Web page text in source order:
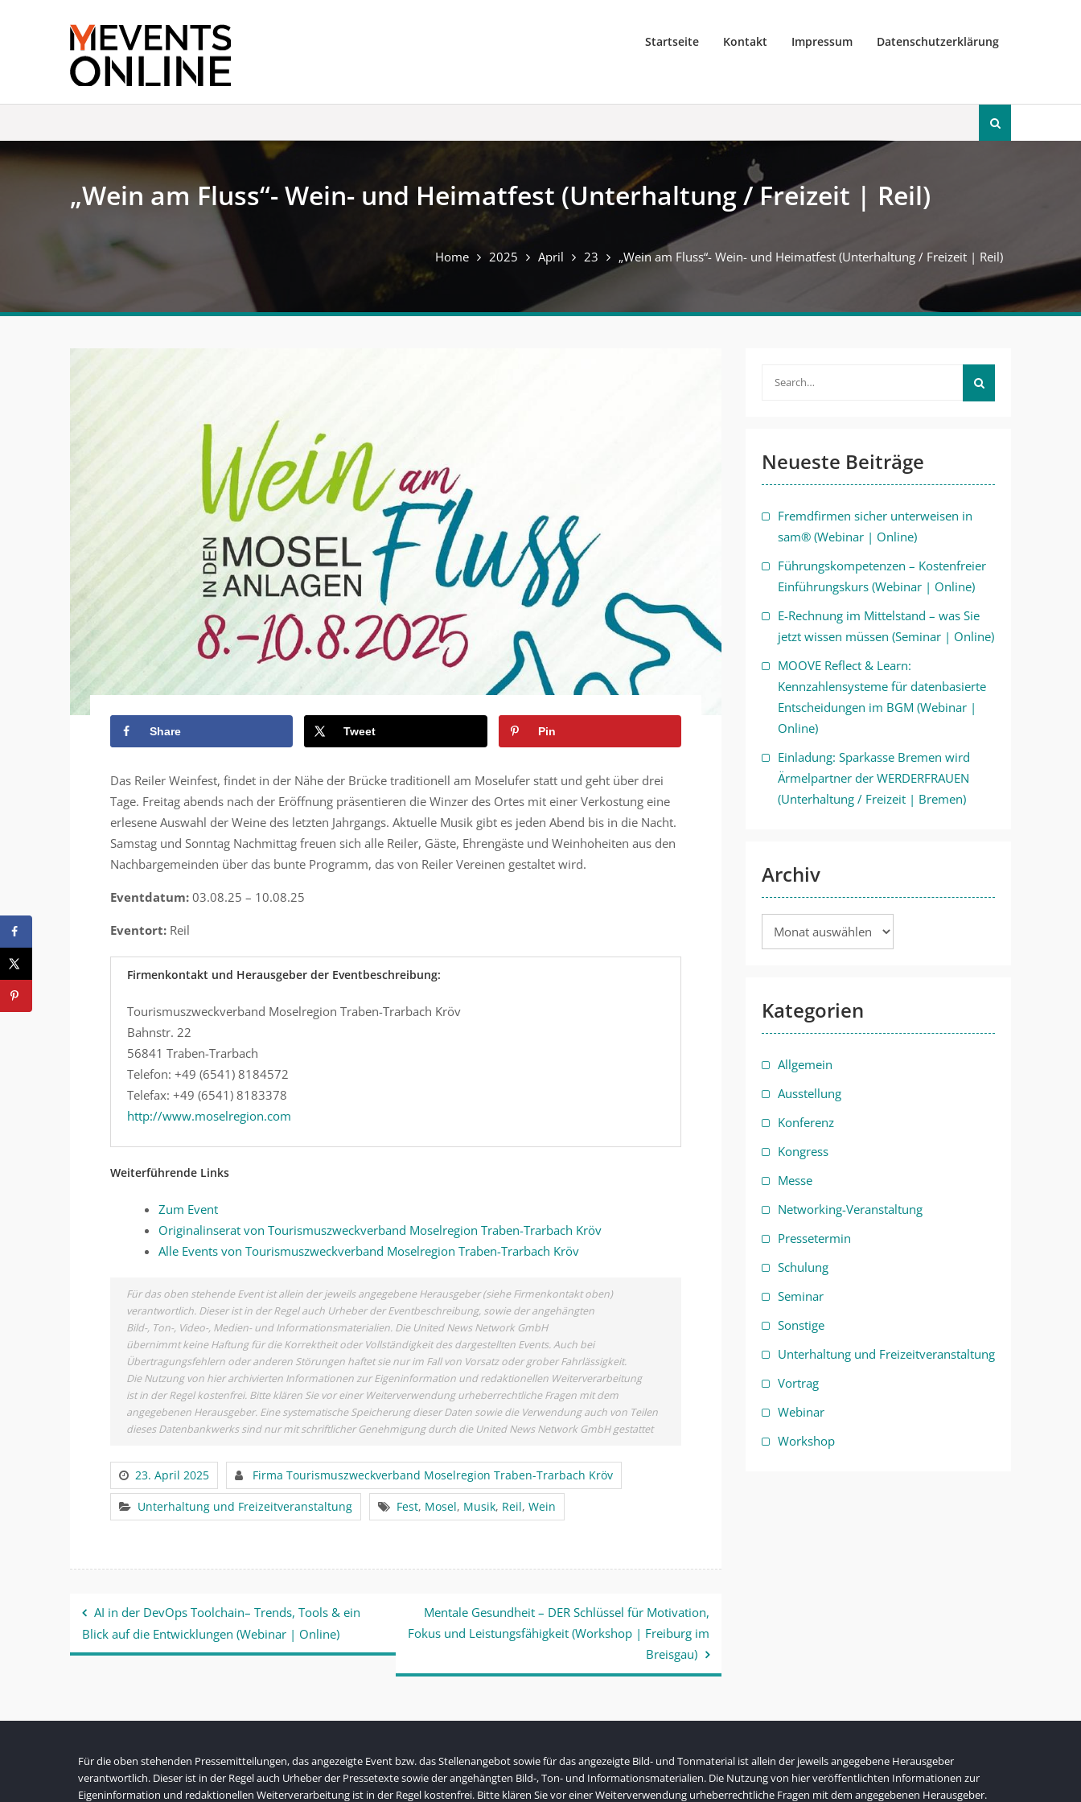
Startseite Kontakt Impressum Datenschutzerklärung
Search
„Wein am Fluss“- Wein- und Heimatfest (Unterhaltung / Freizeit | Reil)
Home 2025 April 23 „Wein am Fluss“- Wein- und Heimatfest (Unterhaltung / Freizeit | Reil)
Share Tweet Pin
Das Reiler Weinfest, findet in der Nähe der Brücke traditionell am Moselufer statt und geht über drei
Tage. Freitag abends nach der Eröffnung präsentieren die Winzer des Ortes mit einer Verkostung eine
erlesene Auswahl der Weine des letzten Jahrgangs. Aktuelle Musik gibt es jeden Abend bis in die Nacht.
Samstag und Sonntag Nachmittag freuen sich alle Reiler, Gäste, Ehrengäste und Weinhoheiten aus den
Nachbargemeinden über das bunte Programm, das von Reiler Vereinen gestaltet wird.
Eventdatum: 03.08.25 – 10.08.25
Eventort: Reil
Firmenkontakt und Herausgeber der Eventbeschreibung:
Tourismuszweckverband Moselregion Traben-Trarbach Kröv
Bahnstr. 22
56841 Traben-Trarbach
Telefon: +49 (6541) 8184572
Telefax: +49 (6541) 8183378
http://www.moselregion.com
Weiterführende Links
Zum Event
Originalinserat von Tourismuszweckverband Moselregion Traben-Trarbach Kröv
Alle Events von Tourismuszweckverband Moselregion Traben-Trarbach Kröv
Für das oben stehende Event ist allein der jeweils angegebene Herausgeber (siehe Firmenkontakt oben)
verantwortlich. Dieser ist in der Regel auch Urheber der Eventbeschreibung, sowie der angehängten
Bild-, Ton-, Video-, Medien- und Informationsmaterialien. Die United News Network GmbH
übernimmt keine Haftung für die Korrektheit oder Vollständigkeit des dargestellten Events. Auch bei
Übertragungsfehlern oder anderen Störungen haftet sie nur im Fall von Vorsatz oder grober Fahrlässigkeit.
Die Nutzung von hier archivierten Informationen zur Eigeninformation und redaktionellen Weiterverarbeitung
ist in der Regel kostenfrei. Bitte klären Sie vor einer Weiterverwendung urheberrechtliche Fragen mit dem
angegebenen Herausgeber. Eine systematische Speicherung dieser Daten sowie die Verwendung auch von Teilen
dieses Datenbankwerks sind nur mit schriftlicher Genehmigung durch die United News Network GmbH gestattet
23. April 2025 Firma Tourismuszweckverband Moselregion Traben-Trarbach Kröv
Unterhaltung und Freizeitveranstaltung Fest, Mosel, Musik, Reil, Wein
Beitragsnavigation
AI in der DevOps Toolchain– Trends, Tools & ein
Blick auf die Entwicklungen (Webinar | Online)
Mentale Gesundheit – DER Schlüssel für Motivation,
Fokus und Leistungsfähigkeit (Workshop | Freiburg im
Breisgau)
Neueste Beiträge
Fremdfirmen sicher unterweisen in
sam® (Webinar | Online)
Führungskompetenzen – Kostenfreier
Einführungskurs (Webinar | Online)
E-Rechnung im Mittelstand – was Sie
jetzt wissen müssen (Seminar | Online)
MOOVE Reflect & Learn:
Kennzahlensysteme für datenbasierte
Entscheidungen im BGM (Webinar |
Online)
Einladung: Sparkasse Bremen wird
Ärmelpartner der WERDERFRAUEN
(Unterhaltung / Freizeit | Bremen)
Archiv
Archiv
Kategorien
Allgemein
Ausstellung
Konferenz
Kongress
Messe
Networking-Veranstaltung
Pressetermin
Schulung
Seminar
Sonstige
Unterhaltung und Freizeitveranstaltung
Vortrag
Webinar
Workshop
Für die oben stehenden Pressemitteilungen, das angezeigte Event bzw. das Stellenangebot sowie für das angezeigte Bild- und Tonmaterial ist allein der jeweils angegebene Herausgeber
verantwortlich. Dieser ist in der Regel auch Urheber der Pressetexte sowie der angehängten Bild-, Ton- und Informationsmaterialien. Die Nutzung von hier veröffentlichten Informationen zur
Eigeninformation und redaktionellen Weiterverarbeitung ist in der Regel kostenfrei. Bitte klären Sie vor einer Weiterverwendung urheberrechtliche Fragen mit dem angegebenen Herausgeber.